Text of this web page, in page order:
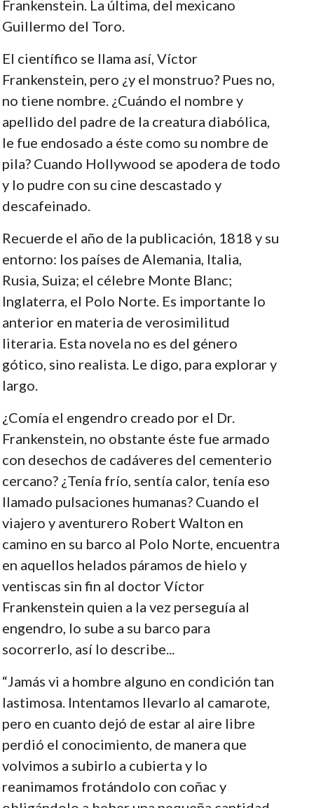
Frankenstein. La última, del mexicano
Guillermo del Toro.
El científico se llama así, Víctor
Frankenstein, pero ¿y el monstruo? Pues no,
no tiene nombre. ¿Cuándo el nombre y
apellido del padre de la creatura diabólica,
le fue endosado a éste como su nombre de
pila? Cuando Hollywood se apodera de todo
y lo pudre con su cine descastado y
descafeinado.
Recuerde el año de la publicación, 1818 y su
entorno: los países de Alemania, Italia,
Rusia, Suiza; el célebre Monte Blanc;
Inglaterra, el Polo Norte. Es importante lo
anterior en materia de verosimilitud
literaria. Esta novela no es del género
gótico, sino realista. Le digo, para explorar y
largo.
¿Comía el engendro creado por el Dr.
Frankenstein, no obstante éste fue armado
con desechos de cadáveres del cementerio
cercano? ¿Tenía frío, sentía calor, tenía eso
llamado pulsaciones humanas? Cuando el
viajero y aventurero Robert Walton en
camino en su barco al Polo Norte, encuentra
en aquellos helados páramos de hielo y
ventiscas sin fin al doctor Víctor
Frankenstein quien a la vez perseguía al
engendro, lo sube a su barco para
socorrerlo, así lo describe...
“Jamás vi a hombre alguno en condición tan
lastimosa. Intentamos llevarlo al camarote,
pero en cuanto dejó de estar al aire libre
perdió el conocimiento, de manera que
volvimos a subirlo a cubierta y lo
reanimamos frotándolo con coñac y